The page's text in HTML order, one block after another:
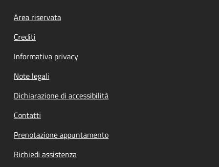
Footer menu
Area riservata
Crediti
Informativa privacy
Note legali
Dichiarazione di accessibilità
Contatti
Prenotazione appuntamento
Richiedi assistenza